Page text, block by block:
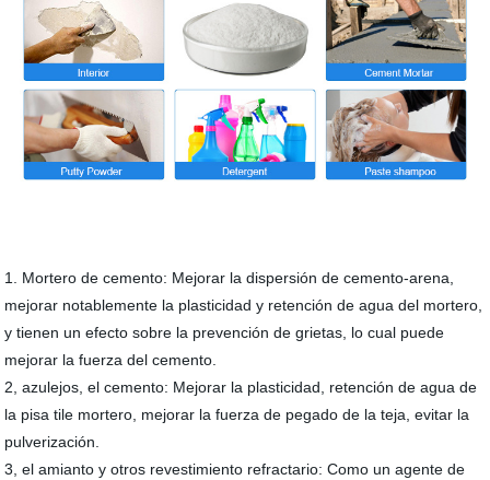
1. Mortero de cemento: Mejorar la dispersión de cemento-arena,
mejorar notablemente la plasticidad y retención de agua del mortero,
y tienen un efecto sobre la prevención de grietas, lo cual puede
mejorar la fuerza del cemento.
2, azulejos, el cemento: Mejorar la plasticidad, retención de agua de
la pisa tile mortero, mejorar la fuerza de pegado de la teja, evitar la
pulverización.
3, el amianto y otros revestimiento refractario: Como un agente de